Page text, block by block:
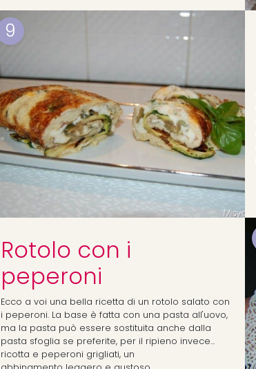
9
Rotolo con i
peperoni
Ecco a voi una bella ricetta di un rotolo salato con
i peperoni. La base è fatta con una pasta all'uovo,
ma la pasta può essere sostituita anche dalla
pasta sfoglia se preferite, per il ripieno invece...
ricotta e peperoni grigliati, un